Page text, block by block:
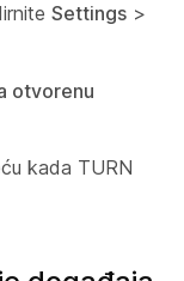
Settings >
otvorenu
kada TURN